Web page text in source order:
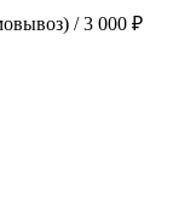
/ 3 000 ₽